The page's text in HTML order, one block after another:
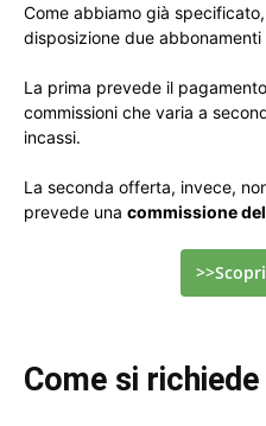
Come abbiamo già
disposizione due
La prima prevede il
commissioni che varia a
incassi.
La seconda offerta, invece,
prevede una commissione
Come si richiede